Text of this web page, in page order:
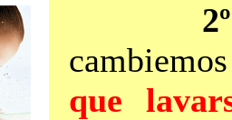
que